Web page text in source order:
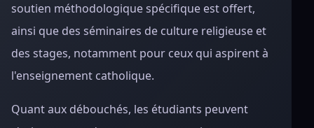
soutien méthodologique spécifique est offert,
ainsi que des séminaires de culture religieuse et
des stages, notamment pour ceux qui aspirent à
l'enseignement catholique.
Quant aux débouchés, les étudiants peuvent